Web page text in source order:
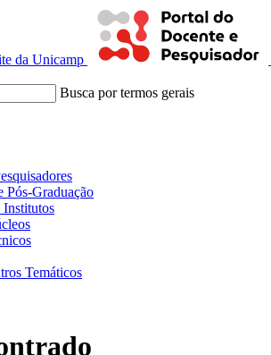
da Unicamp
Busca por termos gerais
Pós-Graduação
Institutos
Temáticos